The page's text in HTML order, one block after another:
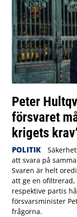
Peter
försvaret
krigets
POLITIK
att svara på
Svaren är helt
att ge en
respektive partis
försvarsminister
frågorna.